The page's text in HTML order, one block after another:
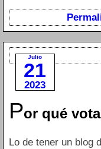
Julio
21
2023
Por qué
Lo de tener un blog